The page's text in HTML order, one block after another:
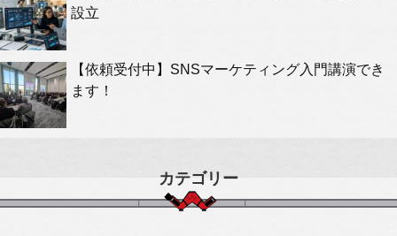
設立
【依頼受付中】SNSマーケティング入門講演でき
ます！
カテゴリー